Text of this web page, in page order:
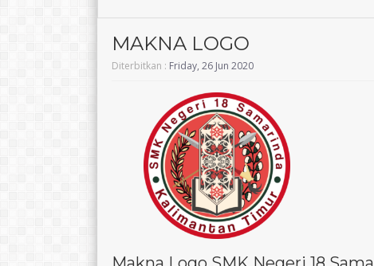
MAKNA LOGO
Diterbitkan : Friday, 26 Jun 2020